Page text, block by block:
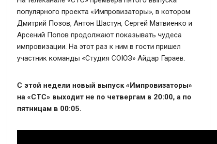
популярного проекта «Импровизаторы», в котором
Дмитрий Позов, Антон Шастун, Сергей Матвиенко и
Арсений Попов продолжают показывать чудеса
импровизации. На этот раз к ним в гости пришел
участник команды «Студия СОЮЗ» Айдар Гараев.
С этой недели новый выпуск «Импровизаторы»
на «СТС» выходит не по четвергам в 20:00, а по
пятницам в 00:05.